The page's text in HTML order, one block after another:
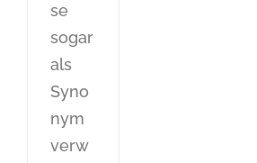
se
sogar
als
Syno
nym
verw